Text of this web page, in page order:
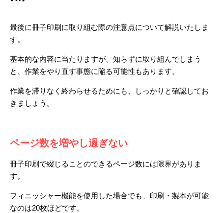
最後に冊子印刷に取り組む際の注意点について解説いたしま
す。
基本的な内容に当たりますが、知らずに取り組んでしまう
と、作業をやり直す事態に陥る可能性もあります。
作業を滞りなく終わらせるためにも、しっかりと確認してお
きましょう。
ページ数を増やし過ぎない
冊子印刷で綴じることのできるページ数には限界がありま
す。
フィニッシャー機能を使用した場合でも、印刷・製本が可能
なのは20枚ほどです。